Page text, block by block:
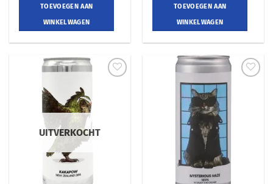
TOEVOEGEN AAN
WINKELWAGEN
TOEVOEGEN AAN
WINKELWAGEN
UITVERKOCHT